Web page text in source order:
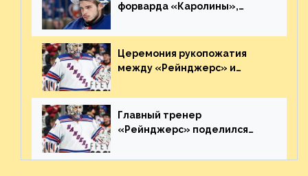
форварда «Каролины»,
пятаке. Видео
Церемония рукопожатия
между «Рейнджерс» и
матча плей-офф. Видео
Главный тренер
«Рейнджерс» поделился
предстоящего финала